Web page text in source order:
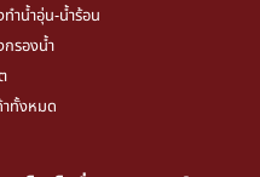
ทำน้ำอุ่น-น้ำร้อน
กรองน้ำ
ทั้งหมด